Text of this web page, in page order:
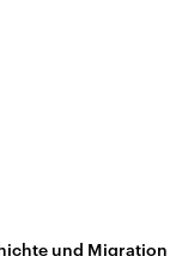
und Migration